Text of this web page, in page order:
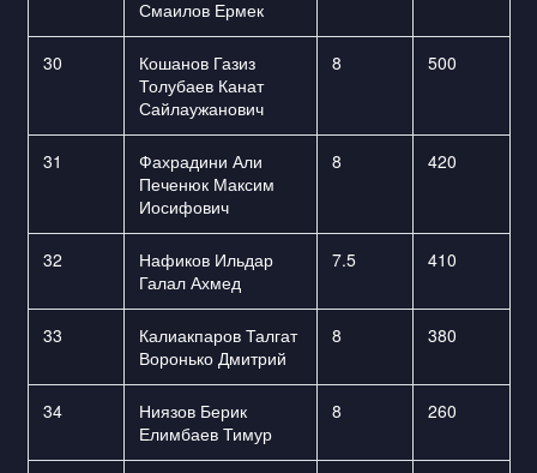
Смаилов Ермек
30
Кошанов Газиз
Толубаев Канат
Сайлаужанович
8 500
31
Фахрадини Али
Печенюк Максим
Иосифович
8 420
32
Нафиков Ильдар
Галал Ахмед
7.5 410
33
Калиакпаров Талгат
Воронько Дмитрий
8 380
34
Ниязов Берик
Елимбаев Тимур
8 260